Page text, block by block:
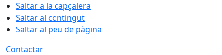
Saltar a la capçalera
Saltar al contingut
Saltar al peu de pàgina
Contactar